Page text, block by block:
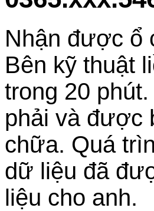
Nhận được ổ
Bên kỹ thuật
trong 20
phải và được
chữa. Quá
dữ liệu đã
liệu cho anh.